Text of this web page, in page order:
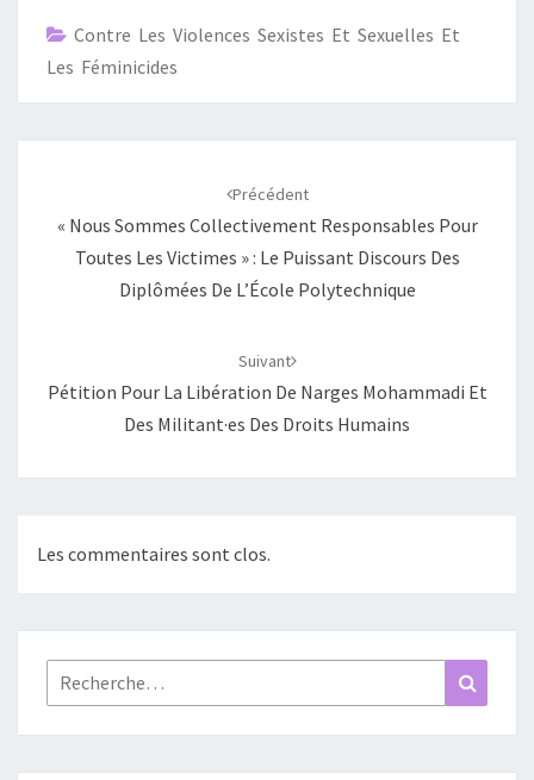
Contre Les Violences Sexistes Et Sexuelles Et
Les Féminicides
Précédent
« Nous Sommes Collectivement Responsables Pour
Toutes Les Victimes » : Le Puissant Discours Des
Diplômées De L’École Polytechnique
Suivant
Pétition Pour La Libération De Narges Mohammadi Et
Des Militant·es Des Droits Humains
Les commentaires sont clos.
Rechercher :